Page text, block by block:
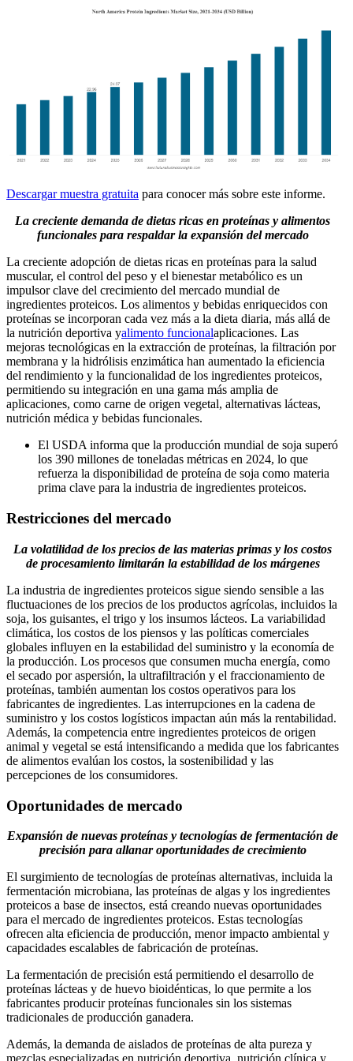
Descargar muestra gratuita para conocer más sobre este informe.
La creciente demanda de dietas ricas en proteínas y alimentos
funcionales para respaldar la expansión del mercado
La creciente adopción de dietas ricas en proteínas para la salud
muscular, el control del peso y el bienestar metabólico es un
impulsor clave del crecimiento del mercado mundial de
ingredientes proteicos. Los alimentos y bebidas enriquecidos con
proteínas se incorporan cada vez más a la dieta diaria, más allá de
la nutrición deportiva yalimento funcionalaplicaciones. Las
mejoras tecnológicas en la extracción de proteínas, la filtración por
membrana y la hidrólisis enzimática han aumentado la eficiencia
del rendimiento y la funcionalidad de los ingredientes proteicos,
permitiendo su integración en una gama más amplia de
aplicaciones, como carne de origen vegetal, alternativas lácteas,
nutrición médica y bebidas funcionales.
El USDA informa que la producción mundial de soja superó
los 390 millones de toneladas métricas en 2024, lo que
refuerza la disponibilidad de proteína de soja como materia
prima clave para la industria de ingredientes proteicos.
Restricciones del mercado
La volatilidad de los precios de las materias primas y los costos
de procesamiento limitarán la estabilidad de los márgenes
La industria de ingredientes proteicos sigue siendo sensible a las
fluctuaciones de los precios de los productos agrícolas, incluidos la
soja, los guisantes, el trigo y los insumos lácteos. La variabilidad
climática, los costos de los piensos y las políticas comerciales
globales influyen en la estabilidad del suministro y la economía de
la producción. Los procesos que consumen mucha energía, como
el secado por aspersión, la ultrafiltración y el fraccionamiento de
proteínas, también aumentan los costos operativos para los
fabricantes de ingredientes. Las interrupciones en la cadena de
suministro y los costos logísticos impactan aún más la rentabilidad.
Además, la competencia entre ingredientes proteicos de origen
animal y vegetal se está intensificando a medida que los fabricantes
de alimentos evalúan los costos, la sostenibilidad y las
percepciones de los consumidores.
Oportunidades de mercado
Expansión de nuevas proteínas y tecnologías de fermentación de
precisión para allanar oportunidades de crecimiento
El surgimiento de tecnologías de proteínas alternativas, incluida la
fermentación microbiana, las proteínas de algas y los ingredientes
proteicos a base de insectos, está creando nuevas oportunidades
para el mercado de ingredientes proteicos. Estas tecnologías
ofrecen alta eficiencia de producción, menor impacto ambiental y
capacidades escalables de fabricación de proteínas.
La fermentación de precisión está permitiendo el desarrollo de
proteínas lácteas y de huevo bioidénticas, lo que permite a los
fabricantes producir proteínas funcionales sin los sistemas
tradicionales de producción ganadera.
Además, la demanda de aislados de proteínas de alta pureza y